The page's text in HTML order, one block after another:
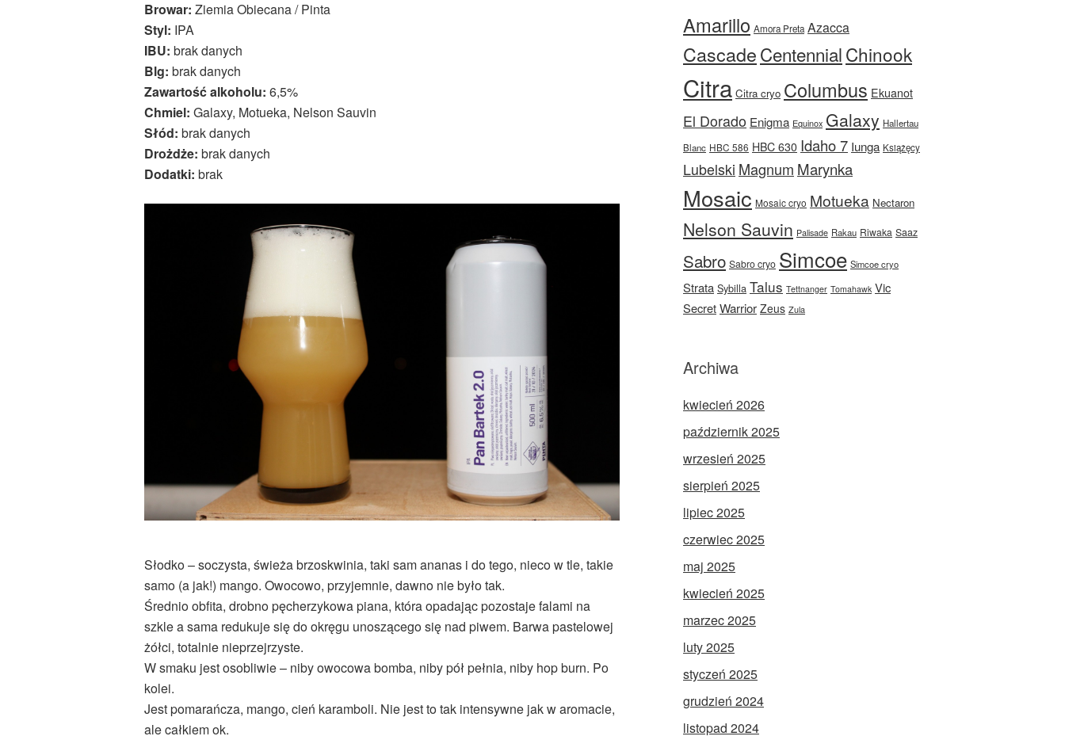
Browar: Ziemia Obiecana / Pinta
Styl: IPA
IBU: brak danych
Blg: brak danych
Zawartość alkoholu: 6,5%
Chmiel: Galaxy, Motueka, Nelson Sauvin
Słód: brak danych
Drożdże: brak danych
Dodatki: brak
Słodko – soczysta, świeża brzoskwinia, taki sam ananas i do tego, nieco w tle, takie
samo (a jak!) mango. Owocowo, przyjemnie, dawno nie było tak.
Średnio obfita, drobno pęcherzykowa piana, która opadając pozostaje falami na
szkle a sama redukuje się do okręgu unoszącego się nad piwem. Barwa pastelowej
żółci, totalnie nieprzejrzyste.
W smaku jest osobliwie – niby owocowa bomba, niby pół pełnia, niby hop burn. Po
kolei.
Jest pomarańcza, mango, cień karamboli. Nie jest to tak intensywne jak w aromacie,
ale całkiem ok.
Amarillo Amora Preta Azacca
CascadeCentennialChinook
Citra Citra cryo Columbus Ekuanot
El Dorado Enigma Equinox Galaxy Hallertau
Blanc HBC 586 HBC 630 Idaho 7 Iunga Książęcy
Lubelski Magnum Marynka
Mosaic Mosaic cryo Motueka Nectaron
Nelson Sauvin Palisade Rakau Riwaka Saaz
Sabro Sabro cryo Simcoe Simcoe cryo
Strata Sybilla Talus Tettnanger Tomahawk Vic
SecretWarrior Zeus Zula
Archiwa
kwiecień 2026
październik 2025
wrzesień 2025
sierpień 2025
lipiec 2025
czerwiec 2025
maj 2025
kwiecień 2025
marzec 2025
luty 2025
styczeń 2025
grudzień 2024
listopad 2024